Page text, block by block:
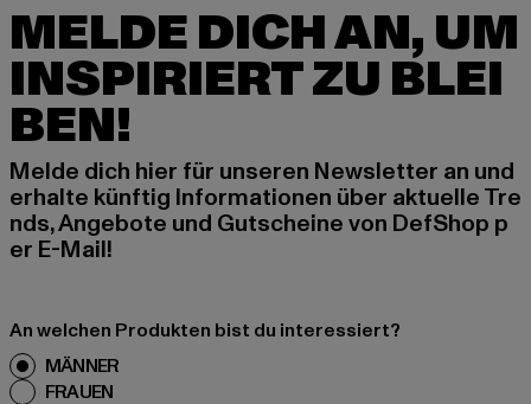
MELDE DICH AN, UM
INSPIRIERT ZU BLEI
BEN!
Melde dich hier für unseren Newsletter an und
erhalte künftig Informationen über aktuelle Tre
nds, Angebote und Gutscheine von DefShop p
er E-Mail!
An welchen Produkten bist du interessiert?
MÄNNER
FRAUEN